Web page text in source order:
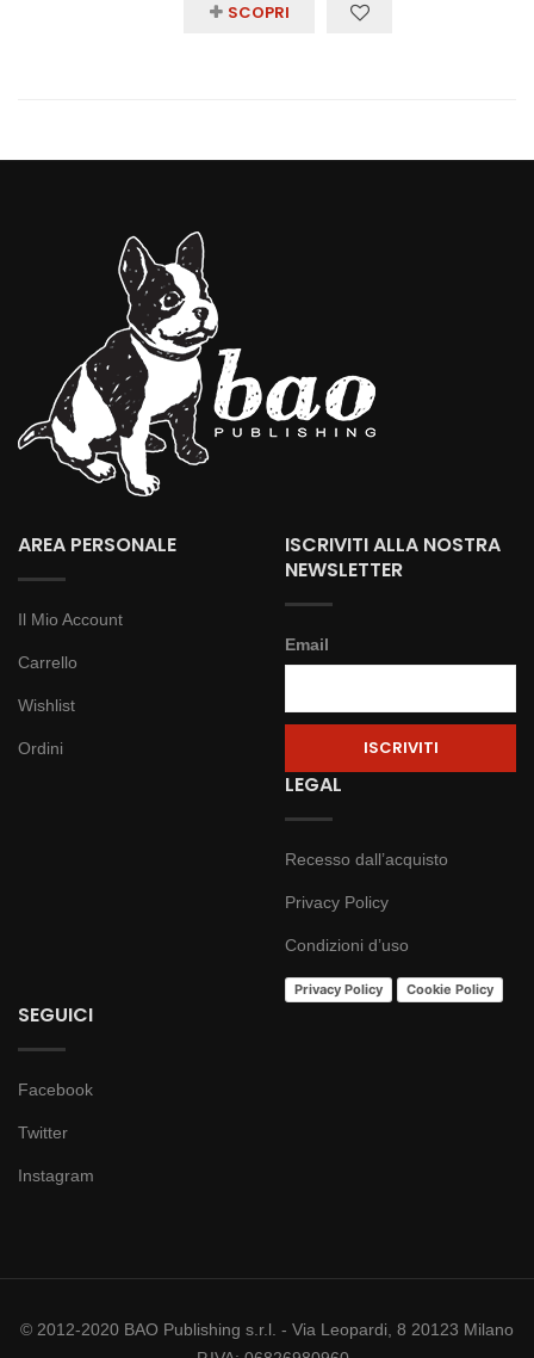
SCOPRI
AREA PERSONALE
Il Mio Account
Carrello
Wishlist
Ordini
ISCRIVITI ALLA NOSTRA
NEWSLETTER
Email
LEGAL
Recesso dall’acquisto
Privacy Policy
Condizioni d’uso
Privacy Policy Cookie Policy
SEGUICI
Facebook
Twitter
Instagram
© 2012-2020 BAO Publishing s.r.l. - Via Leopardi, 8 20123 Milano